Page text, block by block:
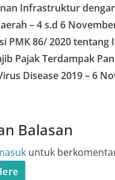
Infrastruktur
– 4 s.d 6
PMK 86/ 2020 tentang
Pajak Terdampak
Disease 2019 – 6
Balasan
untuk